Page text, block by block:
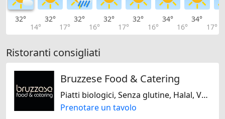
32°
14°
32°
17°
32°
16°
32°
17°
32°
16°
34°
16°
34°
17°
Ristoranti consigliati
Bruzzese Food & Catering
Piatti biologici, Senza glutine, Halal, Vegetariano Jain, Kosher, Senza lattosio, Solo vegano, Solo vegetariano, Senza noci, Senza soja
Prenotare un tavolo